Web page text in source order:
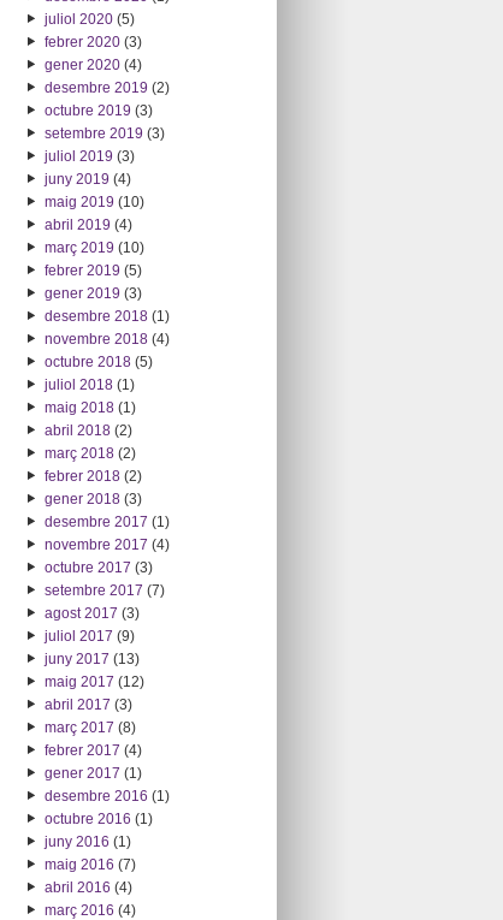
juliol 2020(5)
febrer 2020(3)
gener 2020(4)
desembre 2019 (2)
octubre 2019 (3)
setembre 2019 (3)
juliol 2019 (3)
juny 2019 (4)
maig 2019 (10)
abril 2019 (4)
març 2019 (10)
febrer 2019 (5)
gener 2019 (3)
desembre 2018(1)
novembre 2018(4)
octubre 2018(5)
juliol 2018(1)
maig 2018(1)
abril 2018(2)
març 2018(2)
febrer 2018(2)
gener 2018(3)
desembre 2017 (1)
novembre 2017 (4)
octubre 2017 (3)
setembre 2017 (7)
agost 2017 (3)
juliol 2017 (9)
juny 2017 (13)
maig 2017 (12)
abril 2017 (3)
març 2017 (8)
febrer 2017 (4)
gener 2017 (1)
desembre 2016 (1)
octubre 2016 (1)
juny 2016 (1)
maig 2016 (7)
abril 2016 (4)
març 2016 (4)